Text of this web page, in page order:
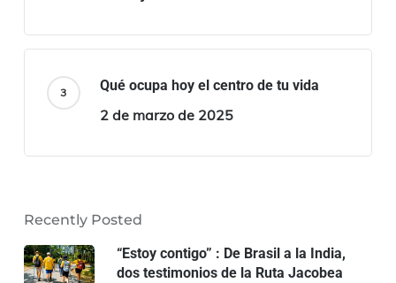
Qué ocupa hoy el centro de tu vida
2 de marzo de 2025
Recently Posted
“Estoy contigo” : De Brasil a la India,
dos testimonios de la Ruta Jacobea